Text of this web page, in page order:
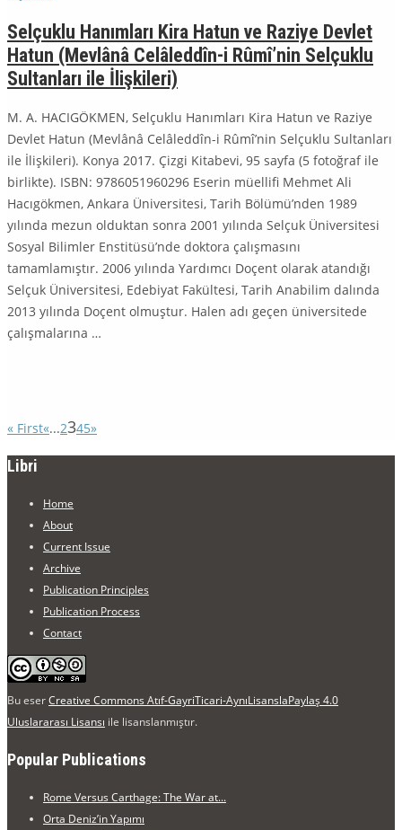
Selçuklu Hanımları Kira Hatun ve Raziye Devlet
Hatun (Mevlânâ Celâleddîn-i Rûmî’nin Selçuklu
Sultanları ile İlişkileri)
M. A. HACIGÖKMEN, Selçuklu Hanımları Kira Hatun ve Raziye
Devlet Hatun (Mevlânâ Celâleddîn-i Rûmî’nin Selçuklu Sultan­ları
ile İlişkileri). Konya 2017. Çizgi Kitabevi, 95 sayfa (5 fotoğraf ile
birlikte). ISBN: 9786051960296 Eserin müellifi Mehmet Ali
Hacıgökmen, Ankara Üniversitesi, Tarih Bölü­mü’nden 1989
yılında mezun olduktan sonra 2001 yılında Selçuk Üniversitesi
Sosyal Bilimler Enstitüsü’nde doktora çalışmasını
tamamlamıştır. 2006 yı­lında Yardımcı Doçent olarak atandığı
Selçuk Üniversitesi, Edebiyat Fakültesi, Tarih Anabilim dalında
2013 yılında Doçent olmuştur. Halen adı geçen üni­ver­sitede
çalışmalarına …
« First«...2345»
Libri
Home
About
Current Issue
Archive
Publication Principles
Publication Process
Contact
Bu eserCreative Commons Atıf-GayriTicari-AynıLisanslaPaylaş 4.0
Uluslararası Lisansı ile lisanslanmıştır.
Popular Publications
Rome Versus Carthage: The War at...
Orta Deniz’in Yapımı